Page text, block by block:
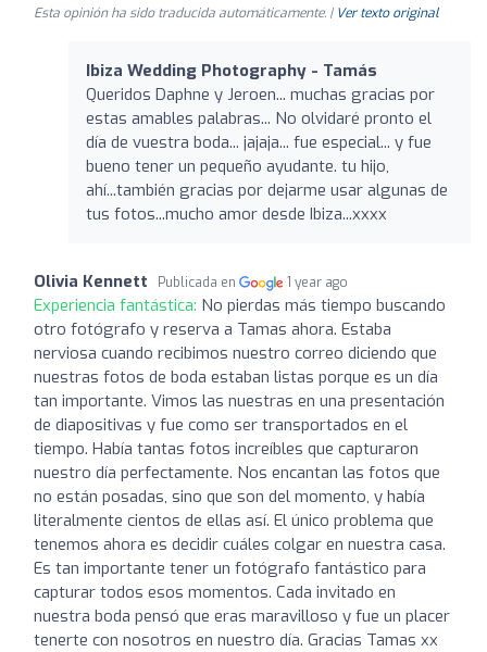
Esta opinión ha sido traducida automáticamente. | Ver texto original
Ibiza Wedding Photography - Tamás
Queridos Daphne y Jeroen... muchas gracias por
estas amables palabras... No olvidaré pronto el
día de vuestra boda... jajaja... fue especial... y fue
bueno tener un pequeño ayudante. tu hijo,
ahí...también gracias por dejarme usar algunas de
tus fotos...mucho amor desde Ibiza...xxxx
Olivia Kennett Publicada en 1 year ago
Experiencia fantástica: No pierdas más tiempo buscando
otro fotógrafo y reserva a Tamas ahora. Estaba
nerviosa cuando recibimos nuestro correo diciendo que
nuestras fotos de boda estaban listas porque es un día
tan importante. Vimos las nuestras en una presentación
de diapositivas y fue como ser transportados en el
tiempo. Había tantas fotos increíbles que capturaron
nuestro día perfectamente. Nos encantan las fotos que
no están posadas, sino que son del momento, y había
literalmente cientos de ellas así. El único problema que
tenemos ahora es decidir cuáles colgar en nuestra casa.
Es tan importante tener un fotógrafo fantástico para
capturar todos esos momentos. Cada invitado en
nuestra boda pensó que eras maravilloso y fue un placer
tenerte con nosotros en nuestro día. Gracias Tamas xx